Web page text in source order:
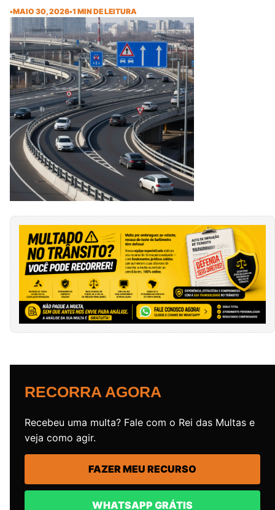
•MAIO 30, 2026•1 MIN DE LEITURA
RECORRA AGORA
Recebeu uma multa? Fale com o Rei das Multas e
veja como agir.
FAZER MEU RECURSO
WHATSAPP GRÁTIS